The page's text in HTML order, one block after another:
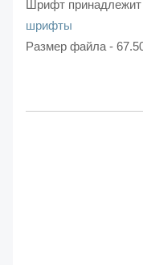
Шрифт принадлежит
шрифты
Размер файла -